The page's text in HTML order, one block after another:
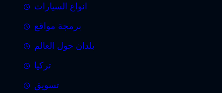
انواع السيارات
برمجة مواقع
بلدان حول العالم
تركيا
تسويق